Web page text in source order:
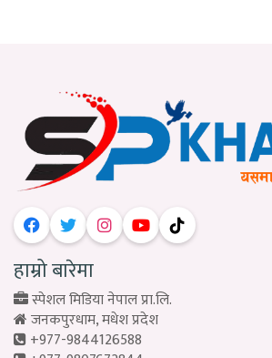
हाम्रो बारेमा
स्पेशल मिडिया नेपाल प्रा.लि.
जनकपुरधाम, मधेश प्रदेश
+977-9844126588